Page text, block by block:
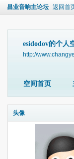
昌业音响主论坛 返回首
esidodov的个人
http://
空间首页
头像